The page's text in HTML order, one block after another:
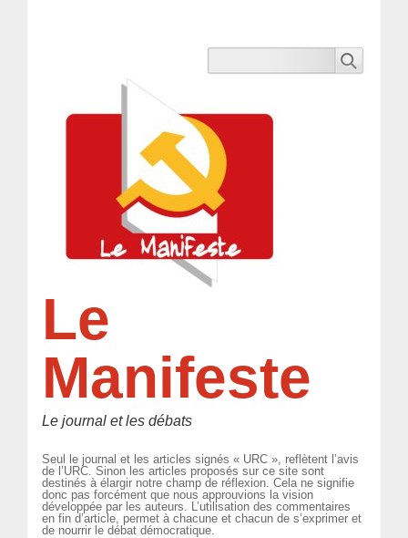
Le
Manifeste
Le journal et les débats
Seul le journal et les articles signés « URC », reflètent l’avis
de l’URC. Sinon les articles proposés sur ce site sont
destinés à élargir notre champ de réflexion. Cela ne signifie
donc pas forcément que nous approuvions la vision
développée par les auteurs. L’utilisation des commentaires
en fin d’article, permet à chacune et chacun de s’exprimer et
de nourrir le débat démocratique.